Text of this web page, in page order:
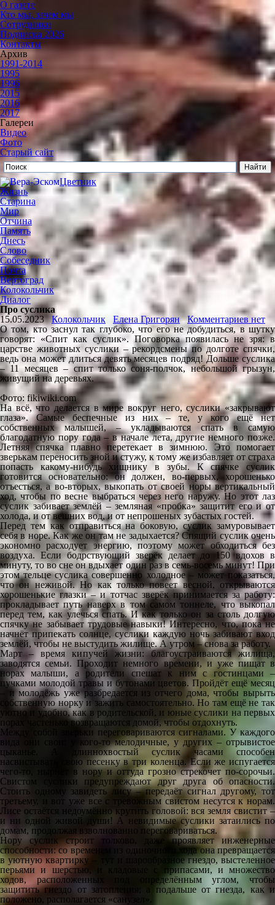
О газете
Кто мы, зачем мы
Сотрудники
Подписка 2026
Контакты
Архив
1991-2014
1995
1996
2015
2016
2017
Галереи
Видео
Фото
Старый сайт
Цветник
Жизнь
Старина
Мир
Отчина
Память
Днесь
Слово
Собеседник
Почта
Вертоград
Колокольчик
Диалог
Про суслика
15.05.2023
Колокольчик Елена Григорян
Комментариев нет
О том, кто заснул так глубоко, что его не добудиться, в шутку
говорят: «Спит как суслик». Поговорка появилась не зря: в
царстве животных суслики – рекордсмены по долготе спячки,
ведь она может длиться девять месяцев подряд! Дольше суслика
– 11 месяцев – спит только соня-полчок, небольшой грызун,
живущий на деревьях.
Фото: fikiwiki.com
На всё, что делается в мире вокруг него, суслики «закрывают
глаза». Самые беспечные из них – те, у кого ещё нет
собственных малышей, – укладываются спать в самую
благодатную пору года – в начале лета, другие немного позже.
Летняя спячка плавно перетекает в зимнюю. Это помогает
зверькам переносить зной и стужу, к тому же избавляет от страха
попасть какому-нибудь хищнику в зубы. К спячке суслик
готовится основательно: он должен, во-первых, хорошенько
отъесться, а во-вторых, выкопать от своей норы вертикальный
ход, чтобы по весне выбраться через него наружу. Но этот лаз
суслик забивает землёй – земляная «пробка» защитит его и от
холода, и от вешних вод, и от непрошеных зубастых гостей.
Перед тем как отправиться на боковую, суслик замуровывает
себя в норе. Как же он там не задыхается? Спящий суслик очень
экономно расходует энергию, поэтому может обходиться без
воздуха. Если бодрствующий зверёк делает до 150 вдохов в
минуту, то во сне он вдыхает один раз в семь-восемь минут! При
этом тельце суслика совершенно холодное – может показаться,
что он неживой. Но как только повеет весной, открываются
хорошенькие глазки – и тотчас зверёк принимается за работу:
прокладывает путь наверх в том самом тоннеле, что выкопал
перед тем, как улечься спать. И как только он за столь долгую
спячку не забывает трудовые навыки! Интересно, что, пока не
начнёт припекать солнце, суслики каждую ночь забивают вход
землёй, чтобы не выстудить жилище. А утром – снова за работу.
Март – время кипучей жизни: благоустраиваются жилища,
заводятся семьи. Проходит немного времени, и уже пищат в
норах малыши, а родители спешат к ним с гостинцами –
пучками молодой травы и бутонами цветов. Пройдёт ещё месяц
– и молодёжь уже разбредается из отчего дома, чтобы вырыть
собственную норку и зажить самостоятельно. Но там ещё не так
уютно и удобно, как в родительской, и юные суслики на первых
порах частенько возвращаются домой, чтобы отдохнуть.
Между собой зверьки переговариваются сигналами. У каждого
вида они свои: у кого-то мелодичные, у других – отрывистое
цыканье. А длиннохвостый суслик часами способен
насвистывать свою песенку в три коленца. Если же испугается
чего-то, нырнёт в нору и оттуда грозно стрекочет по-сорочьи.
Свистом суслики предупреждают друг друга об опасности.
Стоить одному завидеть лису – передаёт сигнал другому, тот
третьему, и вот уже все с тревожным свистом несутся к норам.
Лисе остаётся недоумённо крутить головой: вся земля свистит –
и ни одной живой души! А невидимые суслики затаились по
домам, продолжая взволнованно переговариваться.
Нору суслик строит толково, даже проявляет инженерные
способности: со временем из одиночного хода она превращается
в уютную квартирку – тут и шарообразное гнездо, выстеленное
перьями и шерстью, и кладовые с припасами, и множество
ходов, расположенных под определённым углом, чтобы
защитить гнездо от затопления; а подальше от гнезда, как и
положено, располагается «санузел».